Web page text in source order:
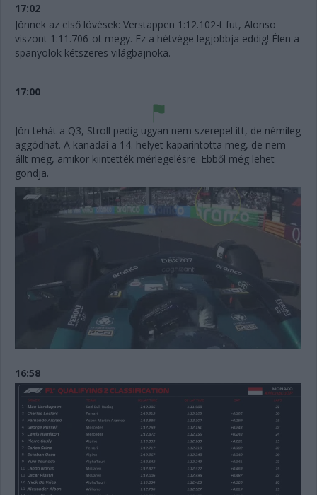
17:02
Jönnek az első lövések: Verstappen 1:12.102-t fut, Alonso
viszont 1:11.706-ot megy. Ez a hétvége legjobbja eddig! Élen a
spanyolok kétszeres világbajnoka.
17:00
Jön tehát a Q3, Stroll pedig ugyan nem szerepel itt, de némileg
aggódhat. A kanadai a 14. helyet kaparintotta meg, de nem
állt meg, amikor kiintették mérlegelésre. Ebből még lehet
gondja.
16:58